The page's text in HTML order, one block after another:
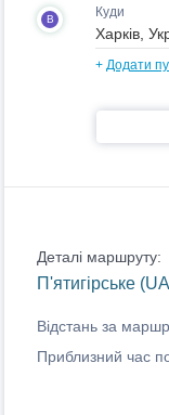
B Куди
+ Додати
Деталі маршруту:
П'ятигірське
Відстань за
Приблизний час